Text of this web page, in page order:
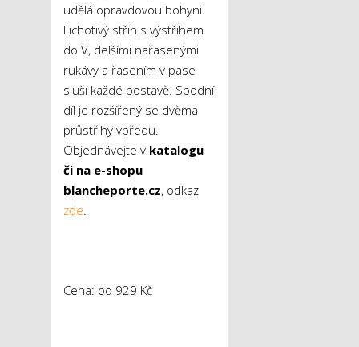
udělá opravdovou bohyni.
Lichotivý střih s výstřihem
do V, delšími nařasenými
rukávy a řasením v pase
sluší každé postavě. Spodní
díl je rozšířený se dvěma
průstřihy vpředu.
Objednávejte v katalogu
či na e-shopu
blancheporte.cz, odkaz
zde
Cena: od 929 Kč